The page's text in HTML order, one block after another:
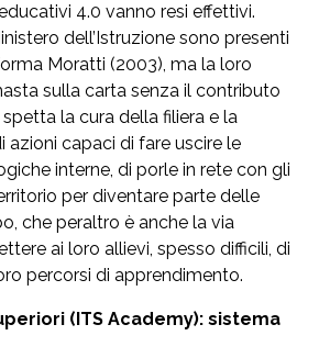
4.0 vanno resi effettivi.
dell’Istruzione sono presenti
Moratti (2003), ma la loro
sulla carta senza il contributo
la cura della filiera e la
azioni capaci di fare uscire le
interne, di porle in rete con gli
per diventare parte delle
che peraltro è anche la via
ai loro allievi, spesso difficili, di
percorsi di apprendimento.
(ITS Academy): sistema